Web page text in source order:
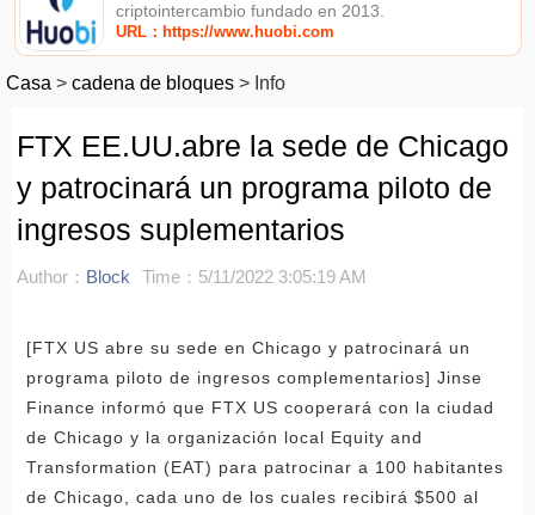
criptointercambio fundado en 2013.
URL：https://www.huobi.com
Casa > cadena de bloques > Info
FTX EE.UU.abre la sede de Chicago
y patrocinará un programa piloto de
ingresos suplementarios
Author： Block Time：5/11/2022 3:05:19 AM
[FTX US abre su sede en Chicago y patrocinará un
programa piloto de ingresos complementarios] Jinse
Finance informó que FTX US cooperará con la ciudad
de Chicago y la organización local Equity and
Transformation (EAT) para patrocinar a 100 habitantes
de Chicago, cada uno de los cuales recibirá $500 al